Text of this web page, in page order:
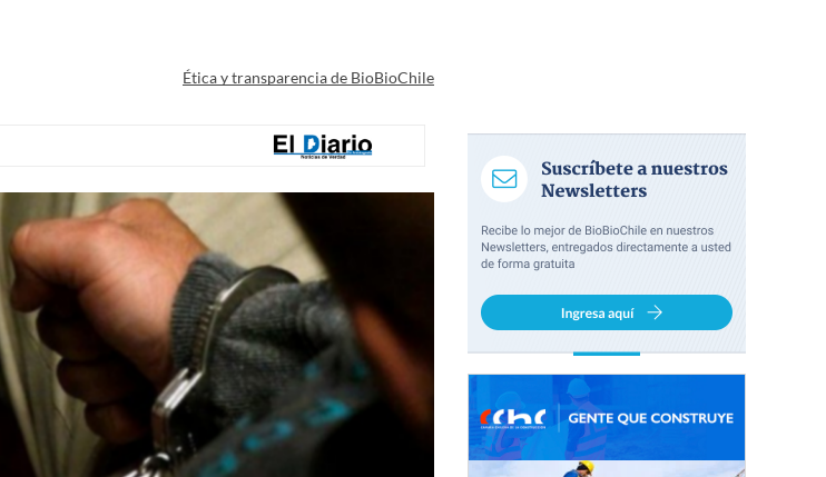
Ética y transparencia de BioBioChile